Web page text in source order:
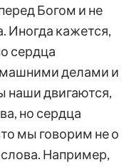
Богом и не
Иногда кажется,
сердца
делами и
наши двигаются,
но сердца
мы говорим не о
Например,